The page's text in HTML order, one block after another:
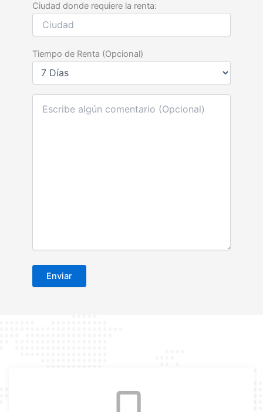
Ciudad donde requiere la renta:
Tiempo de Renta (Opcional)